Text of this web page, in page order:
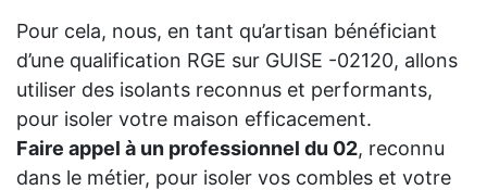
Pour cela, nous, en tant qu’artisan bénéficiant
d’une qualification RGE sur GUISE -02120, allons
utiliser des isolants reconnus et performants,
pour isoler votre maison efficacement.
Faire appel à un professionnel du 02, reconnu
dans le métier, pour isoler vos combles et votre